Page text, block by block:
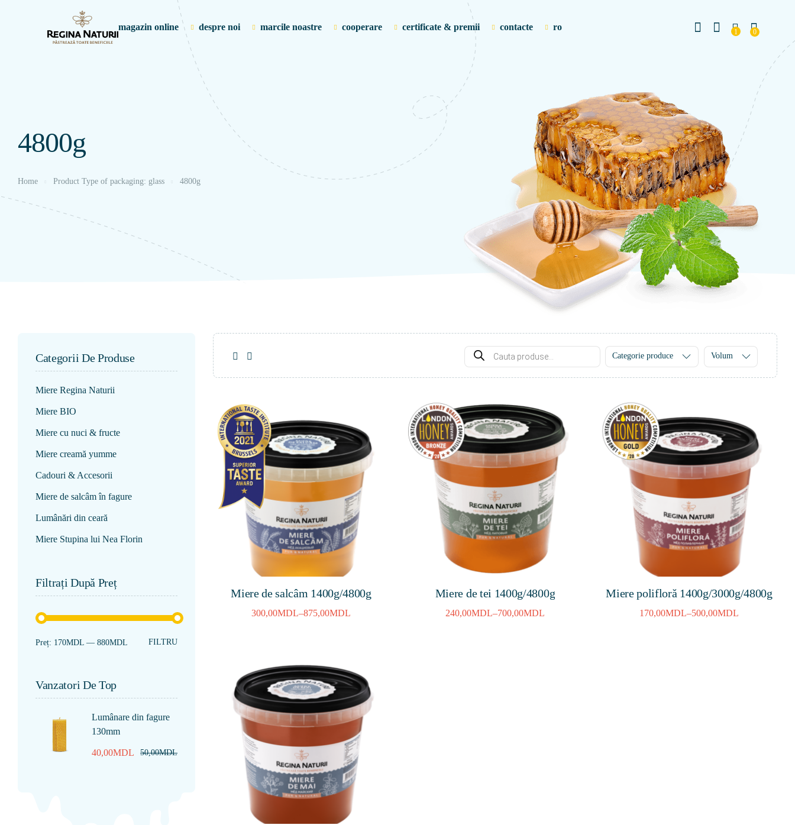
magazin online despre noi marcile noastre cooperare certificate & premii contacte ro 1 0
4800g
Home Product Type of packaging: glass 4800g
Categorie produce Volum
Miere de salcâm 1400g/4800g
300,00MDL–875,00MDL
Miere de tei 1400g/4800g
240,00MDL–700,00MDL
Miere polifloră 1400g/3000g/4800g
170,00MDL–500,00MDL
Categorii De Produse
Miere Regina Naturii
Miere BIO
Miere cu nuci & fructe
Miere creamă yumme
Cadouri & Accesorii
Miere de salcâm în fagure
Lumânări din ceară
Miere Stupina lui Nea Florin
Filtrați După Preț
FILTRU
Preț: 170MDL — 880MDL
Vanzatori De Top
Lumânare din fagure
130mm
50,00MDL
40,00MDL